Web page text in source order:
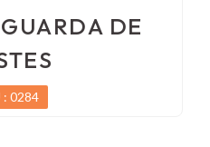
DE
: 0284